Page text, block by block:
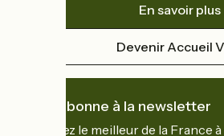
En savoir plus
Devenir Accueil
Je m'abonne à la newsletter
Recevez le meilleur de la France